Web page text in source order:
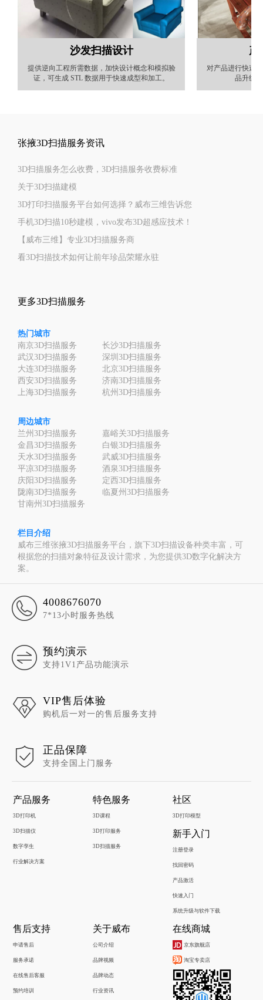
沙发扫描设计
提供逆向工程所需数据，加快设计概念和模拟验
证，可生成 STL 数据用于快速成型和加工。
产
对产品进行快速
品升级
张掖3D扫描服务资讯
3D扫描服务怎么收费，3D扫描服务收费标准
关于3D扫描建模
3D打印扫描服务平台如何选择？威布三维告诉您
手机3D扫描10秒建模，vivo发布3D超感应技术！
【威布三维】专业3D扫描服务商
看3D扫描技术如何让前年珍品荣耀永驻
更多3D扫描服务
热门城市
南京3D扫描服务
长沙3D扫描服务
武汉3D扫描服务
深圳3D扫描服务
大连3D扫描服务
北京3D扫描服务
西安3D扫描服务
济南3D扫描服务
上海3D扫描服务
杭州3D扫描服务
周边城市
兰州3D扫描服务
嘉峪关3D扫描服务
金昌3D扫描服务
白银3D扫描服务
天水3D扫描服务
武威3D扫描服务
平凉3D扫描服务
酒泉3D扫描服务
庆阳3D扫描服务
定西3D扫描服务
陇南3D扫描服务
临夏州3D扫描服务
甘南州3D扫描服务
栏目介绍
威布三维张掖3D扫描服务平台，旗下3D扫描设备种类丰富，可
根据您的扫描对象特征及设计需求，为您提供3D数字化解决方
案。
4008676070
7*13小时服务热线
预约演示
支持1V1产品功能演示
VIP售后体验
购机后一对一的售后服务支持
正品保障
支持全国上门服务
产品服务
3D打印机
3D扫描仪
数字孪生
行业解决方案
特色服务
3D课程
3D打印服务
3D扫描服务
社区
3D打印模型
新手入门
注册登录
找回密码
产品激活
快速入门
系统升级与软件下载
售后支持
申请售后
服务承诺
在线售后客服
预约培训
关于威布
公司介绍
品牌视频
品牌动态
行业资讯
在线商城
京东旗舰店
淘宝专卖店